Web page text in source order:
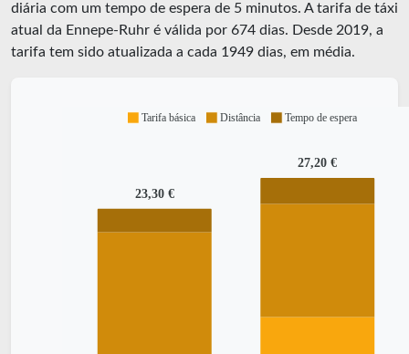
diária com um tempo de espera de 5 minutos. A tarifa de táxi
atual da Ennepe-Ruhr é válida por 674 dias. Desde 2019, a
tarifa tem sido atualizada a cada 1949 dias, em média.
23,30 €
27,20 €
Tarifa básica Distância Tempo de espera